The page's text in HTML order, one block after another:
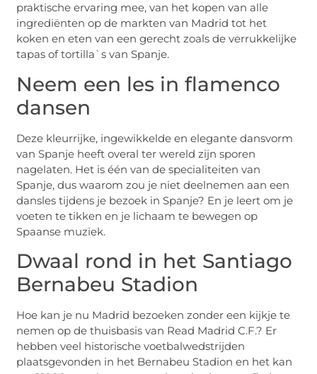
praktische ervaring mee, van het kopen van alle
ingrediënten op de markten van Madrid tot het
koken en eten van een gerecht zoals de verrukkelijke
tapas of tortilla`s van Spanje.
Neem een les in flamenco
dansen
Deze kleurrijke, ingewikkelde en elegante dansvorm
van Spanje heeft overal ter wereld zijn sporen
nagelaten. Het is één van de specialiteiten van
Spanje, dus waarom zou je niet deelnemen aan een
dansles tijdens je bezoek in Spanje? En je leert om je
voeten te tikken en je lichaam te bewegen op
Spaanse muziek.
Dwaal rond in het Santiago
Bernabeu Stadion
Hoe kan je nu Madrid bezoeken zonder een kijkje te
nemen op de thuisbasis van Read Madrid C.F.? Er
hebben veel historische voetbalwedstrijden
plaatsgevonden in het Bernabeu Stadion en het kan